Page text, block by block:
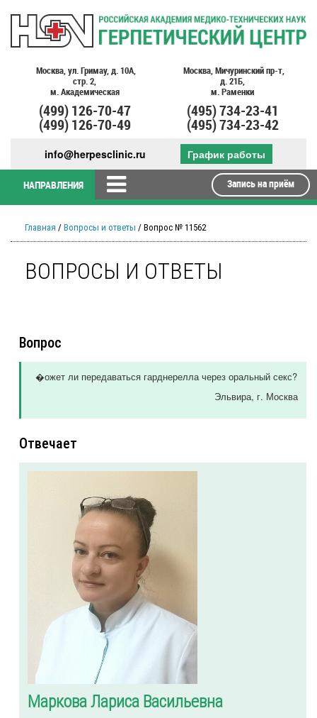
Москва, ул. Гримау, д. 10А,
стр. 2,
м. Академическая
(499)126-70-47
(499)126-70-49
Москва, Мичуринский пр-т,
д. 21Б,
м. Раменки
(495)734-23-41
(495)734-23-42
info@herpesclinic.ru График работы
НАПРАВЛЕНИЯ Запись на приём
Главная / Вопросы и ответы / Вопрос № 11562
ВОПРОСЫ И ОТВЕТЫ
Вопрос
�ожет ли передаваться гарднерелла через оральный секс?
Эльвира, г. Москва
Отвечает
Маркова Лариса Васильевна